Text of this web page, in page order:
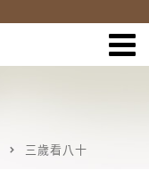
三歲看八十